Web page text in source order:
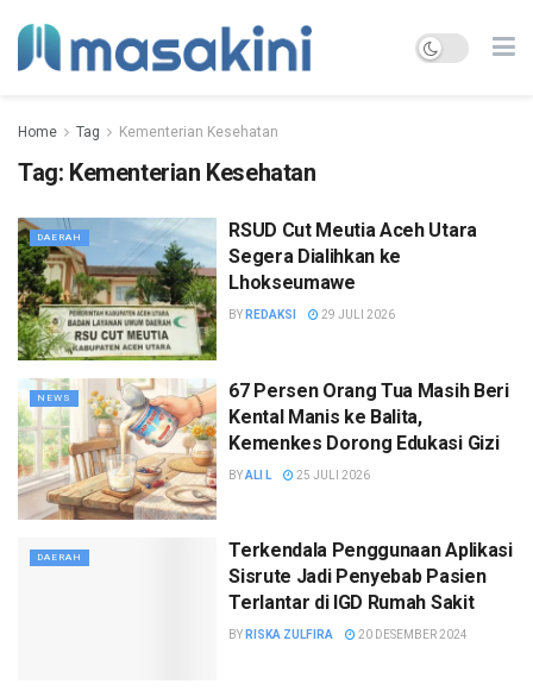
Home Tag Kementerian Kesehatan
Tag: Kementerian Kesehatan
DAERAH
RSUD Cut Meutia Aceh Utara
Segera Dialihkan ke
Lhokseumawe
BY REDAKSI 29 JULI 2026
NEWS
67 Persen Orang Tua Masih Beri
Kental Manis ke Balita,
Kemenkes Dorong Edukasi Gizi
BYALI L 25 JULI 2026
DAERAH
Terkendala Penggunaan Aplikasi
Sisrute Jadi Penyebab Pasien
Terlantar di IGD Rumah Sakit
BY RISKA ZULFIRA 20 DESEMBER 2024